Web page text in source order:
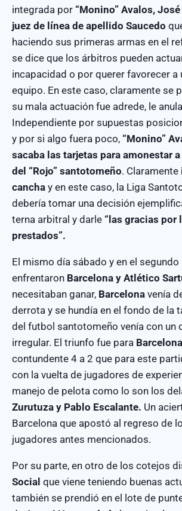
integrada por “Monino” Avalos,
juez de línea de apellido Saucedo
haciendo sus primeras armas en el
se dice que los árbitros pueden
incapacidad o por querer favorecer a
equipo. En este caso, claramente se
su mala actuación fue adrede, le
Independiente por supuestas
y por si algo fuera poco, “Monino”
sacaba las tarjetas para amonestar
del “Rojo” santotomeño. Claramente
cancha y en este caso, la Liga
debería tomar una decisión
terna arbitral y darle “las gracias por
prestados”.
El mismo día sábado y en el
enfrentaron Barcelona y Atlético
necesitaban ganar, Barcelona venía
derrota y se hundía en el fondo de la
del futbol santotomeño venía con un
irregular. El triunfo fue para Barcelona
contundente 4 a 2 que para este
con la vuelta de jugadores de
manejo de pelota como lo son los
Zurutuza y Pablo Escalante. Un
Barcelona que apostó al regreso de
jugadores antes mencionados.
Por su parte, en otro de los cotejos
Social que viene teniendo buenas
también se prendió en el lote de